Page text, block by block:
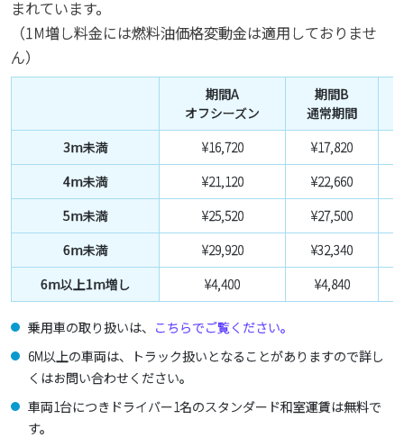
まれています。
（1M増し料金には燃料油価格変動金は適用しておりませ
ん）
期間A
オフシーズン
期間B
通常期間
3m未満
¥16,720 ¥17,820
4m未満
¥21,120 ¥22,660
5m未満
¥25,520 ¥27,500
6m未満
¥29,920 ¥32,340
6m以上1m増し
¥4,400 ¥4,840
乗用車の取り扱いは、 こちらでご覧ください。
6M以上の車両は、トラック扱いとなることがありますので詳し
くはお問い合わせください。
車両1台につきドライバー1名のスタンダード和室運賃は無料で
す。